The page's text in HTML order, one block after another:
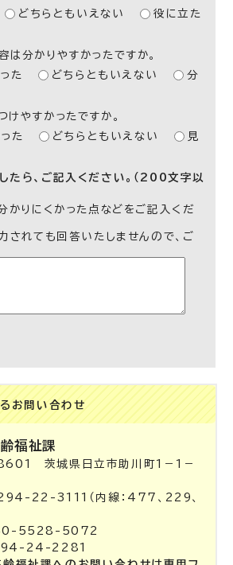
どちらともいえない
役に立た
は分かりやすかったですか。
た
どちらともいえない
分
けやすかったですか。
た
どちらともいえない
見
たら、ご記入ください。（200文字以
かりにくかった点などをご記入くだ
されても回答いたしませんので、ご
お問い合わせ
福祉課
茨城県日立市助川町1－1－
22-3111（内線：477、229、
5528-5072
24-2281